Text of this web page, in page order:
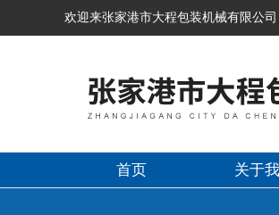
欢迎来张家港市大程包装机械有限公
首页 关于